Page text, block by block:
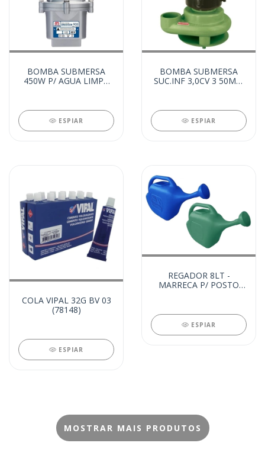
BOMBA SUBMERSA
450W P/ AGUA LIMPA
ESPIAR
BOMBA SUBMERSA
SUC.INF 3,0CV 3 50MM
ESPIAR
COLA VIPAL 32G BV 03
(78148)
ESPIAR
REGADOR 8LT -
MARRECA P/ POSTO
ESPIAR
MOSTRAR MAIS PRODUTOS